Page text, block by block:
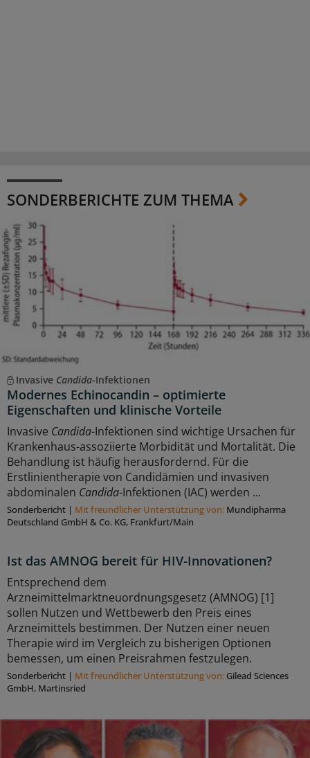
SONDERBERICHTE ZUM THEMA
Invasive Candida-Infektionen
Modernes Echinocandin – optimierte
Eigenschaften und klinische Vorteile
Invasive Candida-Infektionen sind wichtige Ursachen für
Krankenhaus-assoziierte Morbidität und Mortalität. Die
Behandlung ist häufig herausfordernd. Für die
Erstlinientherapie von Candidämien und invasiven
abdominalen Candida-Infektionen (IAC) werden ...
Sonderbericht | Mit freundlicher Unterstützung von: Mundipharma
Deutschland GmbH & Co. KG, Frankfurt/Main
Ist das AMNOG bereit für HIV-Innovationen?
Entsprechend dem
Arzneimittelmarktneuordnungsgesetz (AMNOG) [1]
sollen Nutzen und Wettbewerb den Preis eines
Arzneimittels bestimmen. Der Nutzen einer neuen
Therapie wird im Vergleich zu bisherigen Optionen
bemessen, um einen Preisrahmen festzulegen.
Sonderbericht | Mit freundlicher Unterstützung von: Gilead Sciences
GmbH, Martinsried